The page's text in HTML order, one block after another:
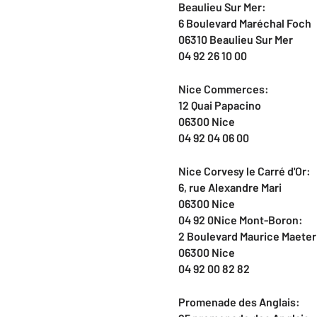
Beaulieu Sur Mer:
6 Boulevard Maréchal Foch
06310 Beaulieu Sur Mer
04 92 26 10 00
Nice Commerces:
12 Quai Papacino
06300 Nice
04 92 04 06 00
Nice Corvesy le Carré d'Or:
6, rue Alexandre Mari
06300 Nice
04 92 0Nice Mont-Boron:
2 Boulevard Maurice
06300 Nice
04 92 00 82 82
Promenade des Anglais: